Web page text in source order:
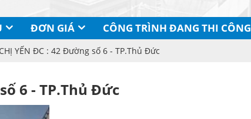
ĐƠN GIÁ CÔNG TRÌNH ĐANG THI CÔNG
YẾN ĐC : 42 Đường số 6 - TP.Thủ Đức
6 - TP.Thủ Đức